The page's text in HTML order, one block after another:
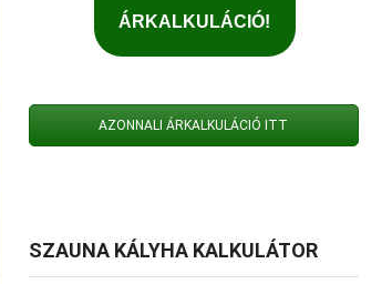
AZONNALI ÁRKALKULÁCIÓ ITT
SZAUNA KÁLYHA KALKULÁTOR